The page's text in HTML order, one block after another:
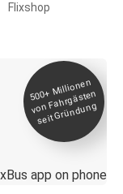
Flixshop
500+
Millionen
von Fahrgästen
seit
Gründung